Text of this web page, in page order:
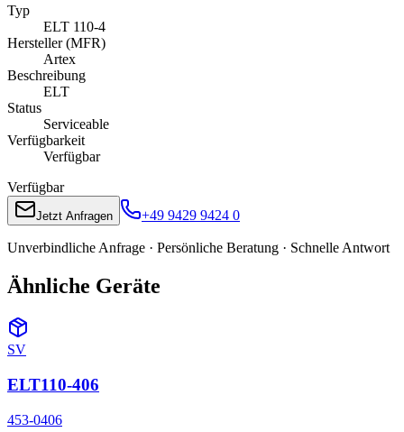
Typ
ELT 110-4
Hersteller (MFR)
Artex
Beschreibung
ELT
Status
Serviceable
Verfügbarkeit
Verfügbar
Verfügbar
Jetzt Anfragen +49 9429 9424 0
Unverbindliche Anfrage · Persönliche Beratung · Schnelle Antwort
Ähnliche Geräte
SV
ELT110-406
453-0406